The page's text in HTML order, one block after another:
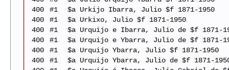
400
#1
$a Urkijo Ibarra, Julio $f 1871-1950
400
#1
$a Urkixo, Julio $f 1871-1950
400
#1
$a Urquijo e Ibarra, Julio de $f 1871-
400
#1
$a Urquijo e Ybarra, Julio de $f 1871-
400
#1
$a Urquijo Ybarra, Julio $f 1871-1950
400
#1
$a Urquijo Ybarra, Julio de $f 1871-